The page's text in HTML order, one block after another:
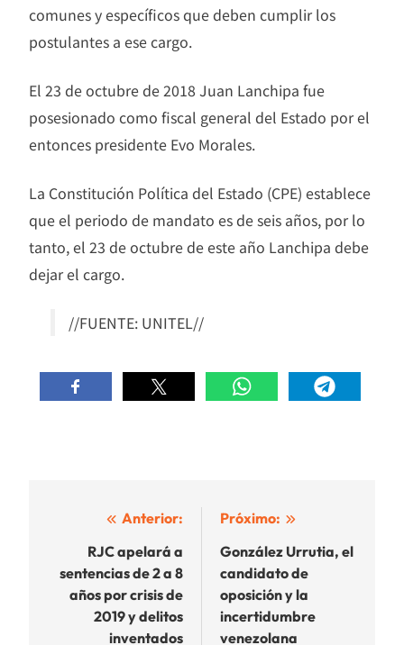
comunes y específicos que deben cumplir los
postulantes a ese cargo.
El 23 de octubre de 2018 Juan Lanchipa fue
posesionado como fiscal general del Estado por el
entonces presidente Evo Morales.
La Constitución Política del Estado (CPE) establece
que el periodo de mandato es de seis años, por lo
tanto, el 23 de octubre de este año Lanchipa debe
dejar el cargo.
//FUENTE: UNITEL//
Navegación
entradas
Anterior:
RJC apelará a
sentencias de 2 a 8
años por crisis de
2019 y delitos
inventados
Próximo:
González Urrutia, el
candidato de
oposición y la
incertidumbre
venezolana